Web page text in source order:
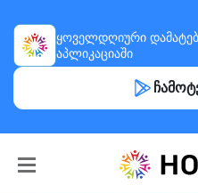
ყოველდღიური
აპლიკაციაში